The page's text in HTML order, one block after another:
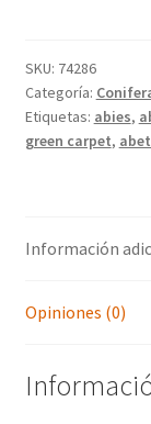
cantidad
SKU: 74286
Categoría:
Etiquetas: abies,
green carpet,
Información
Opiniones (0)